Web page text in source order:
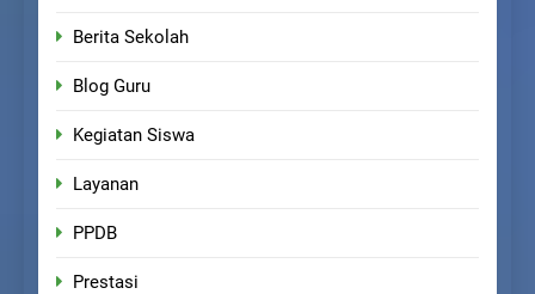
Berita Sekolah
Blog Guru
Kegiatan Siswa
Layanan
PPDB
Prestasi